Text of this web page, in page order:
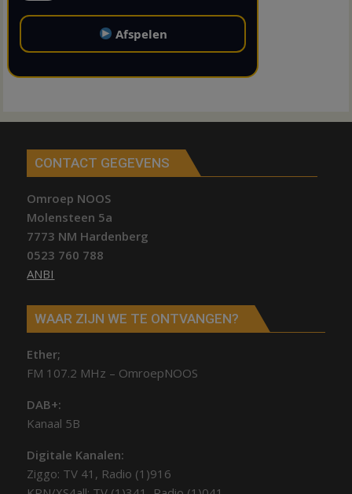
Afspelen
CONTACT GEGEVENS
Omroep NOOS
Molensteen 5a
7773 NM Hardenberg
0523 760 788
ANBI
WAAR ZIJN WE TE ONTVANGEN?
Ether;
FM 107.2 MHz – OmroepNOOS
DAB+:
Kanaal 5B
Digitale Kanalen:
Ziggo: TV 41, Radio (1)916